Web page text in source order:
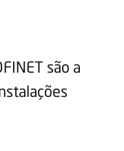
são a